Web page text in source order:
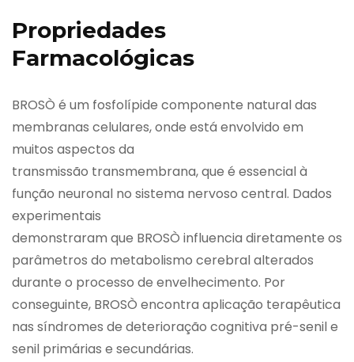
Propriedades
Farmacológicas
BROSÒ é um fosfolípide componente natural das
membranas celulares, onde está envolvido em
muitos aspectos da
transmissão transmembrana, que é essencial à
função neuronal no sistema nervoso central. Dados
experimentais
demonstraram que BROSÒ influencia diretamente os
parâmetros do metabolismo cerebral alterados
durante o processo de envelhecimento. Por
conseguinte, BROSÒ encontra aplicação terapêutica
nas síndromes de deterioração cognitiva pré-senil e
senil primárias e secundárias.